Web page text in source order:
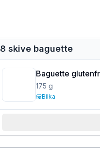
8 skive baguette
Baguette
175 g
Bilka